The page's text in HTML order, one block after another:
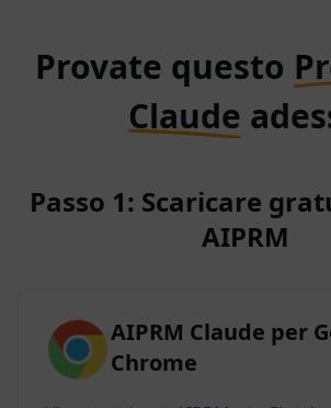
Provate questo
Claude
Passo 1: Scaricare
AIPRM
AIPRM Claude per
Chrome